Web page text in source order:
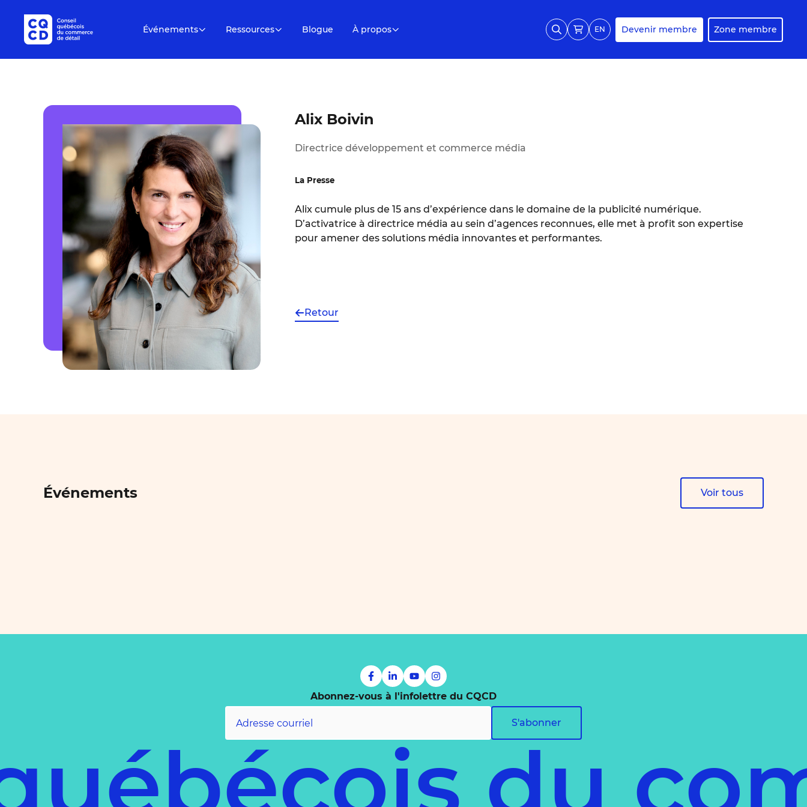
Événements Ressources Blogue À propos EN Devenir membre Zone membre
Alix Boivin
Directrice développement et commerce média
La Presse
Alix cumule plus de 15 ans d’expérience dans le domaine de la publicité numérique.
D’activatrice à directrice média au sein d’agences reconnues, elle met à profit son expertise
pour amener des solutions média innovantes et performantes.
Retour
Événements Voir tous
Abonnez-vous à l'infolettre du CQCD
S'abonner
du